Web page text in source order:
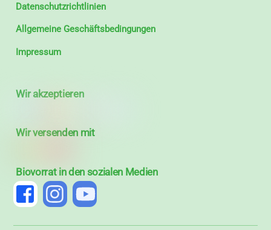
Datenschutzrichtlinien
Allgemeine Geschäftsbedingungen
Impressum
Wir akzeptieren
Wir versenden mit
Biovorrat in den sozialen Medien